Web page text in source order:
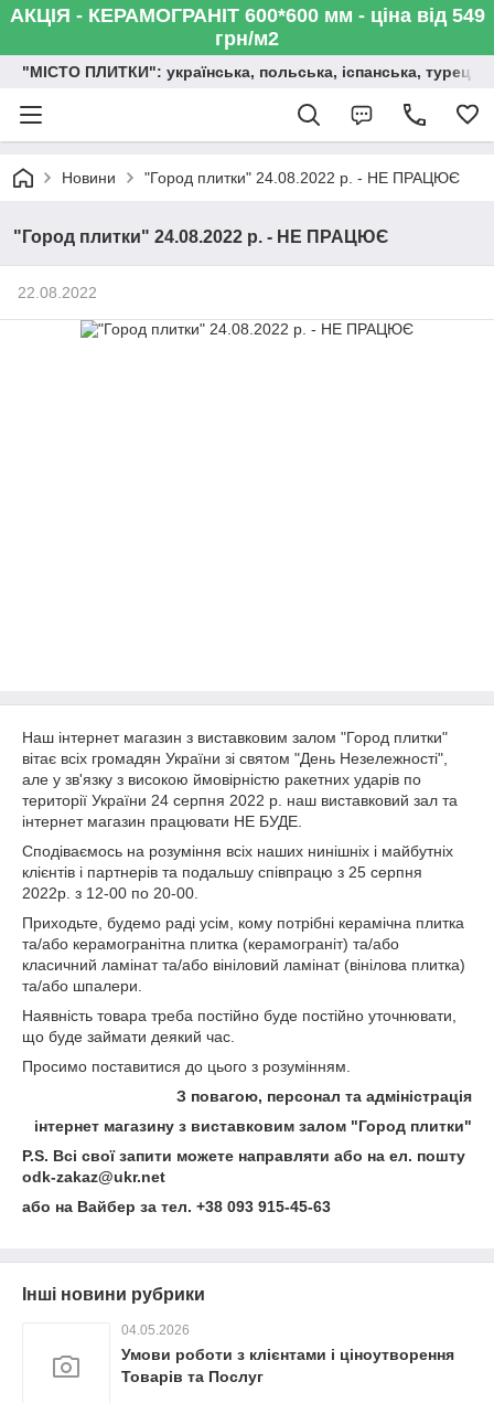
АКЦІЯ - КЕРАМОГРАНІТ 600*600 мм - ціна від 549
грн/м2
"МІСТО ПЛИТКИ": українська, польська, іспанська,
Новини "Город плитки" 24.08.2022 р. - НЕ ПРАЦЮЄ
"Город плитки" 24.08.2022 р. - НЕ ПРАЦЮЄ
22.08.2022
Наш інтернет магазин з виставковим залом "Город плитки"
вітає всіх громадян України зі святом "День Незележності",
але у зв'язку з високою ймовірністю ракетних ударів по
території України 24 серпня 2022 р. наш виставковий зал та
інтернет магазин працювати НЕ БУДЕ.
Сподіваємось на розуміння всіх наших нинішніх і майбутніх
клієнтів і партнерів та подальшу співпрацю з 25 серпня
2022р. з 12-00 по 20-00.
Приходьте, будемо раді усім, кому потрібні керамічна плитка
та/або керамогранітна плитка (керамограніт) та/або
класичний ламінат та/або вініловий ламінат (вінілова плитка)
та/або шпалери.
Наявність товара треба постійно буде постійно уточнювати,
що буде займати деякий час.
Просимо поставитися до цього з розумінням.
З повагою, персонал та адміністрація
інтернет магазину з виставковим залом "Город плитки"
P.S. Всі свої запити можете направляти або на ел. пошту
odk-zakaz@ukr.net
або на Вайбер за тел. +38 093 915-45-63
Інші новини рубрики
04.05.2026
Умови роботи з клієнтами і ціноутворення
Товарів та Послуг